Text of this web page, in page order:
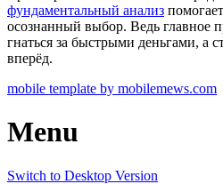
фундаментальный анализ
осознанный выбор. Ведь главное
гнаться за быстрыми деньгами, а
вперёд.
mobile template by mobilemews.com
Menu
Switch to Desktop Version